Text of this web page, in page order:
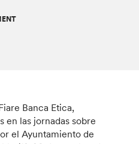
Banca Etica,
en las jornadas sobre
el Ayuntamiento de